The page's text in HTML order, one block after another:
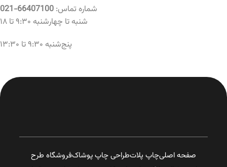
شماره تماس: 66407100-021
شنبه تا چهارشنبه ۹:۳۰ تا ۱۸
پنج‌شنبه ۹:۳۰ تا ۱۳:۳۰
صفحه اصلیچاپ پلاتطراحی چاپ پوشاکفروشگاه طرح